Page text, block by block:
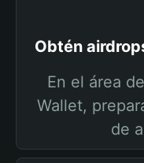
Obtén
En el área
Wallet,
de